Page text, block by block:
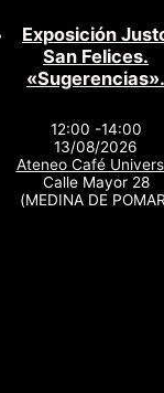
Exposición
San Felices.
«Sugerencias».
12:00 -14:00
13/08/2026
Ateneo Café
Calle Mayor 28
(MEDINA DE